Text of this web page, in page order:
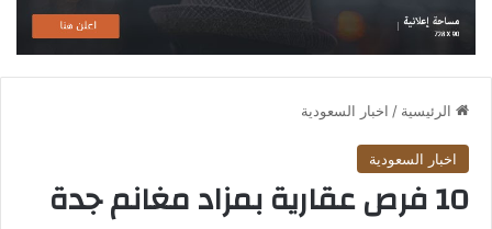
الرئيسية / اخبار السعودية
اخبار السعودية
10 فرص عقارية بمزاد مغانم جدة